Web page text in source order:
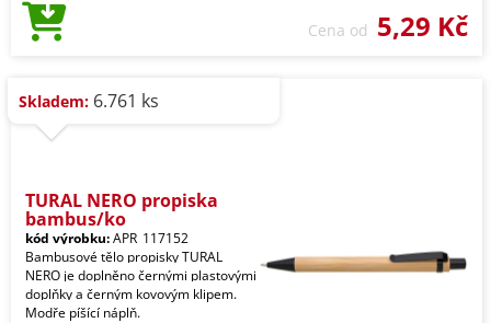
Cena od 5,29 Kč
Skladem: 6.761 ks
TURAL NERO propiska
bambus/ko
kód výrobku:APR_117152
Bambusové tělo propisky TURAL
NERO je doplněno černými plastovými
doplňky a černým kovovým klipem.
Modře píšící náplň.